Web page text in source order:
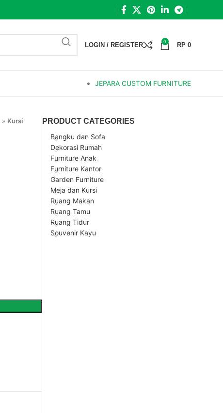
LOGIN / REGISTER 0 RP 0
JEPARA CUSTOM FURNITURE
» Kursi
PRODUCT CATEGORIES
Bangku dan Sofa
Dekorasi Rumah
Furniture Anak
Furniture Kantor
Garden Furniture
Meja dan Kursi
Ruang Makan
Ruang Tamu
Ruang Tidur
Souvenir Kayu